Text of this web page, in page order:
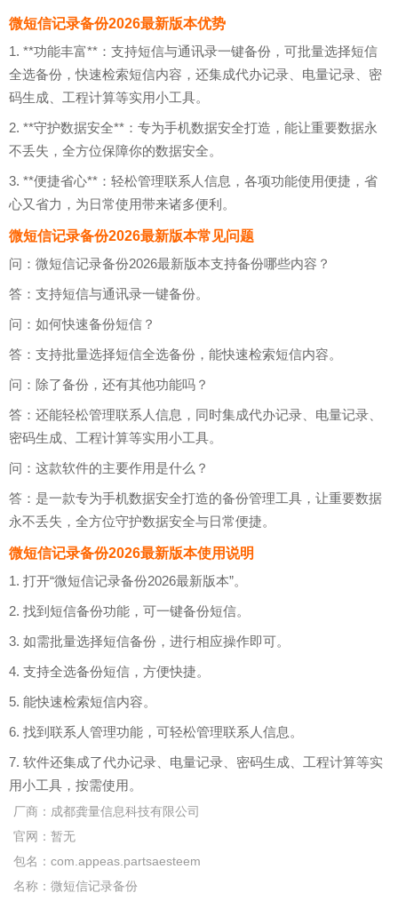
微短信记录备份2026最新版本优势
1. **功能丰富**：支持短信与通讯录一键备份，可批量选择短信
全选备份，快速检索短信内容，还集成代办记录、电量记录、密
码生成、工程计算等实用小工具。
2. **守护数据安全**：专为手机数据安全打造，能让重要数据永
不丢失，全方位保障你的数据安全。
3. **便捷省心**：轻松管理联系人信息，各项功能使用便捷，省
心又省力，为日常使用带来诸多便利。
微短信记录备份2026最新版本常见问题
问：微短信记录备份2026最新版本支持备份哪些内容？
答：支持短信与通讯录一键备份。
问：如何快速备份短信？
答：支持批量选择短信全选备份，能快速检索短信内容。
问：除了备份，还有其他功能吗？
答：还能轻松管理联系人信息，同时集成代办记录、电量记录、
密码生成、工程计算等实用小工具。
问：这款软件的主要作用是什么？
答：是一款专为手机数据安全打造的备份管理工具，让重要数据
永不丢失，全方位守护数据安全与日常便捷。
微短信记录备份2026最新版本使用说明
1. 打开“微短信记录备份2026最新版本”。
2. 找到短信备份功能，可一键备份短信。
3. 如需批量选择短信备份，进行相应操作即可。
4. 支持全选备份短信，方便快捷。
5. 能快速检索短信内容。
6. 找到联系人管理功能，可轻松管理联系人信息。
7. 软件还集成了代办记录、电量记录、密码生成、工程计算等实
用小工具，按需使用。
厂商： 成都龚量信息科技有限公司
官网： 暂无
包名： com.appeas.partsaesteem
名称： 微短信记录备份